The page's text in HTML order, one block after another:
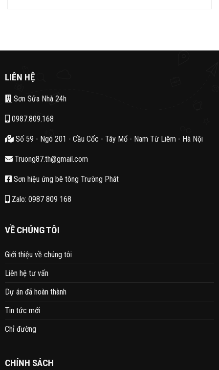
LIÊN HỆ
Sơn Sửa Nhà 24h
0987.809.168
Số 59 - Ngõ 201 - Cầu Cốc - Tây Mổ - Nam Từ Liêm - Hà Nội
Truong87.th@gmail.com
Sơn hiệu ứng bê tông Trường Phát
Zalo: 0987 809 168
VỀ CHÚNG TÔI
Giới thiệu về chúng tôi
Liên hệ tư vấn
Dự án đã hoàn thành
Tin tức mới
Chỉ đường
CHÍNH SÁCH